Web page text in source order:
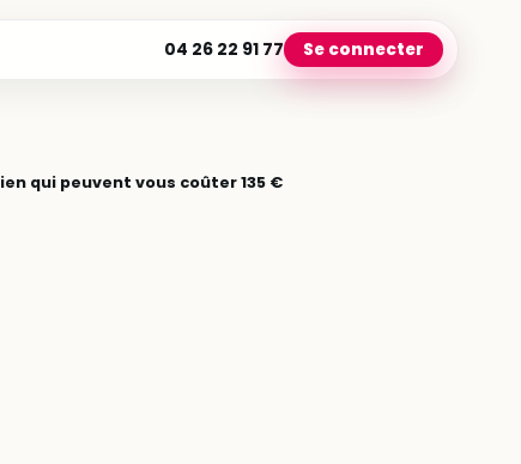
04 26 22 91 77 Se connecter
qui peuvent vous coûter 135 €